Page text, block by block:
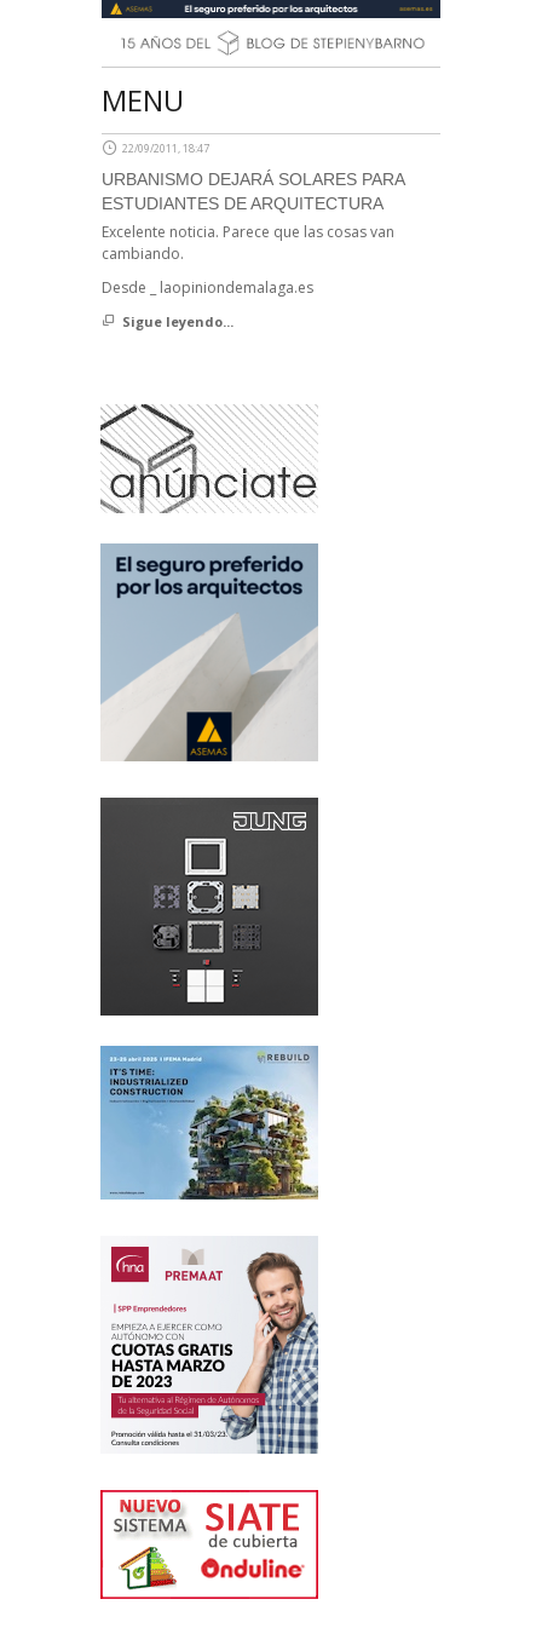
MENU
22/09/2011, 18:47
URBANISMO DEJARÁ SOLARES PARA
ESTUDIANTES DE ARQUITECTURA
Excelente noticia. Parece que las cosas van
cambiando.
Desde _ laopiniondemalaga.es
Sigue leyendo...